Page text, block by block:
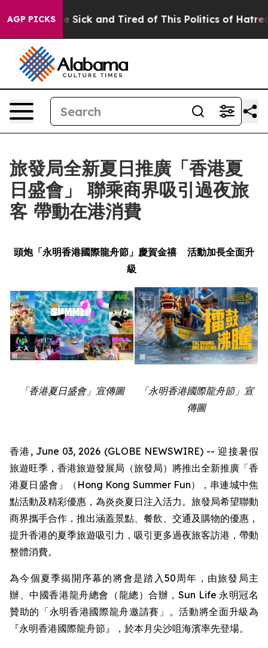
AGP PICKS
Are Sick and Tired of This Politics of Hatred” The
旅發局全新夏日推廣「香港夏
日盛會」 聯乘商界吸引過夜旅
客 帶動在港消費
頭炮「永明香港國際龍舟節」慶賀金禧
活動加長全面升
級
「香港夏日盛會」宣傳圖
「永明香港國際龍舟節」宣
傳圖
香港, June 03, 2026 (GLOBE NEWSWIRE) -- 迎接暑假
旅遊旺季，香港旅遊發展局（旅發局）將推出全新推廣「香
港夏日盛會」（Hong Kong Summer Fun），串連城中焦
點活動及精彩優惠，為炎炎夏日注入活力。旅發局希望聯動
商界攜手合作，推出涵蓋景點、餐飲、交通及購物的優惠，
提升香港的夏季旅遊吸引力，吸引更多過夜旅客訪港，帶動
整體消費。
為今個夏季揭開序幕的將會是踏入50周年，由旅發局主
辦、中國香港龍舟總會（龍總）合辦，Sun Life 永明冠名
贊助的「永明香港國際龍舟邀請賽」。活動將全面升級為
『永明香港國際龍舟節』，於本月尖沙咀海濱率先登場。